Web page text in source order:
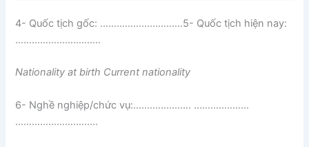
4- Quốc tịch gốc: …………………………5- Quốc tịch hiện nay:
………………………….
Nationality at birth Current nationality
6- Nghề nghiệp/chức vụ:………………… ………………..
…………………………